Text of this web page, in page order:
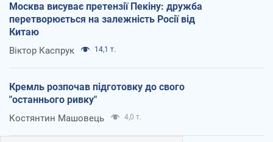
Москва висуває претензії Пекіну: дружба
перетворюється на залежність Росії від
Китаю
Віктор Каспрук 14,1 т.
Кремль розпочав підготовку до свого
"останнього ривку"
Костянтин Машовець 4,0 т.